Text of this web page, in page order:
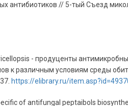
антибиотиков // 5-тый Съезд
- продуценты
к различным условиям среды
https://elibrary.ru/
of antifungal peptaibols